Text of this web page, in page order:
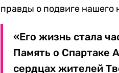
правды о подвиге нашего
«Его жизнь стала
Память о Спартаке
сердцах жителей